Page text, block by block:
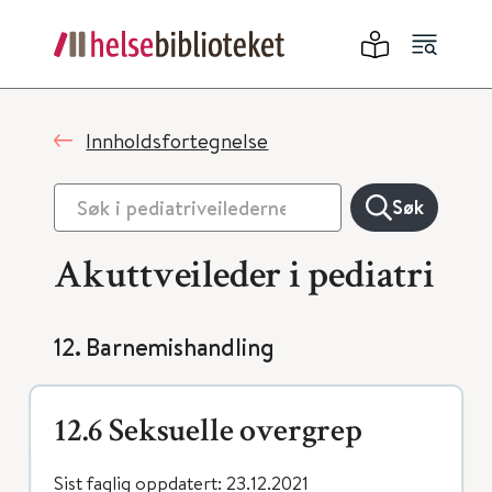
Innholdsfortegnelse
Søk
Akuttveileder i pediatri
12. Barnemishandling
12.6 Seksuelle overgrep
Sist faglig oppdatert: 23.12.2021